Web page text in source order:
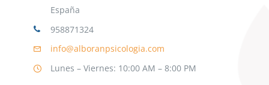
España
958871324
info@alboranpsicologia.com
Lunes – Viernes: 10:00 AM – 8:00 PM